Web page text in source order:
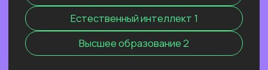
Нейросети 28
IT-профессии 16
Для детей 8
Естественный интеллект 1